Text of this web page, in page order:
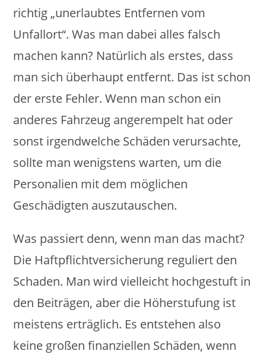
richtig „unerlaubtes Entfernen vom
Unfallort“. Was man dabei alles falsch
machen kann? Natürlich als erstes, dass
man sich überhaupt entfernt. Das ist schon
der erste Fehler. Wenn man schon ein
anderes Fahrzeug angerempelt hat oder
sonst irgendwelche Schäden verursachte,
sollte man wenigstens warten, um die
Personalien mit dem möglichen
Geschädigten auszutauschen.
Was passiert denn, wenn man das macht?
Die Haftpflichtversicherung reguliert den
Schaden. Man wird vielleicht hochgestuft in
den Beiträgen, aber die Höherstufung ist
meistens erträglich. Es entstehen also
keine großen finanziellen Schäden, wenn